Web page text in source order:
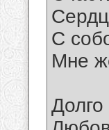
С
Мне
Долго